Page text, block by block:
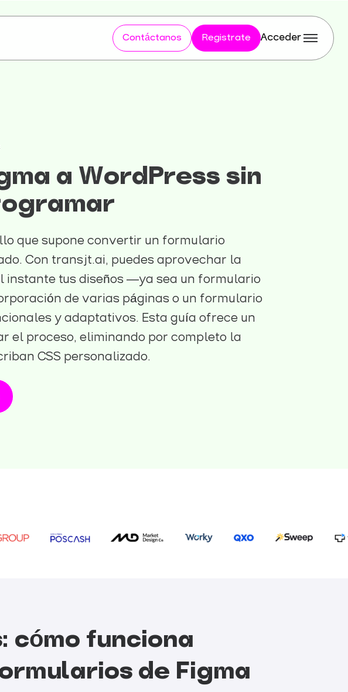
Contáctanos Registrate Acceder
a WordPress sin
que supone convertir un formulario
Con transjt.ai, puedes aprovechar la
tus diseños —ya sea un formulario
de varias páginas o un formulario
y adaptativos. Esta guía ofrece un
el proceso, eliminando por completo la
CSS personalizado.
cómo funciona
de Figma